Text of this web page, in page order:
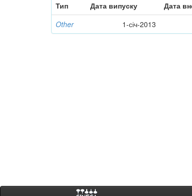
Тип
Дата випуску Дата
Other
1-січ-2013